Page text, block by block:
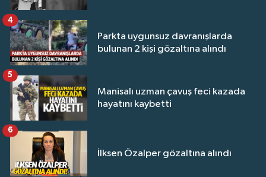
Parkta uygunsuz davranışlarda
bulunan 2 kişi gözaltına alındı
4
Manisalı uzman çavuş feci kazada
hayatını kaybetti
5
İlksen Özalper gözaltına alındı
6